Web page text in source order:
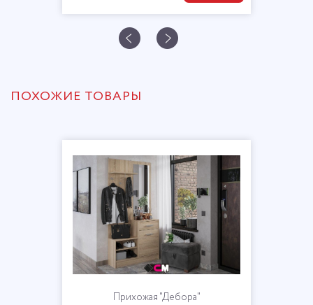
ПОХОЖИЕ ТОВАРЫ
Прихожая "Дебора"